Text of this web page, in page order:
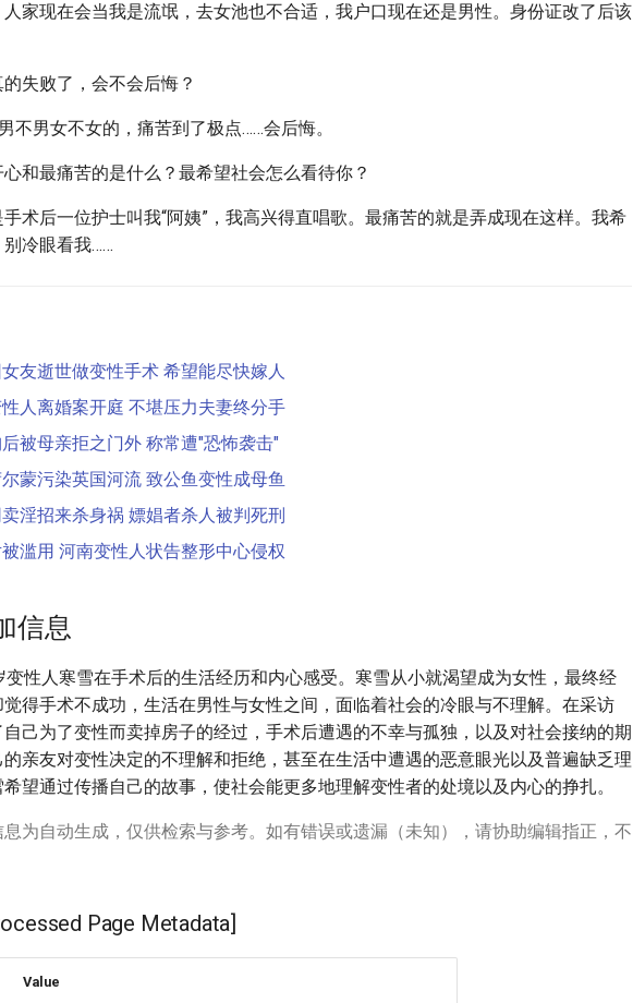
家现在会当我是流氓，去女池也不合适，我户口现在还是男性。身份证改了后该
失败了，会不会后悔？
不男女不女的，痛苦到了极点……会后悔。
和最痛苦的是什么？最希望社会怎么看待你？
术后一位护士叫我“阿姨”，我高兴得直唱歌。最痛苦的就是弄成现在这样。我希
冷眼看我……
友逝世做变性手术 希望能尽快嫁人
人离婚案开庭 不堪压力夫妻终分手
被母亲拒之门外 称常遭"恐怖袭击"
蒙污染英国河流 致公鱼变性成母鱼
淫招来杀身祸 嫖娼者杀人被判死刑
滥用 河南变性人状告整形中心侵权
信息
变性人寒雪在手术后的生活经历和内心感受。寒雪从小就渴望成为女性，最终经
得手术不成功，生活在男性与女性之间，面临着社会的冷眼与不理解。在采访
己为了变性而卖掉房子的经过，手术后遭遇的不幸与孤独，以及对社会接纳的期
亲友对变性决定的不理解和拒绝，甚至在生活中遭遇的恶意眼光以及普遍缺乏理
望通过传播自己的故事，使社会能更多地理解变性者的处境以及内心的挣扎。
为自动生成，仅供检索与参考。如有错误或遗漏（未知），请协助编辑指正，不
Page Metadata]
Value